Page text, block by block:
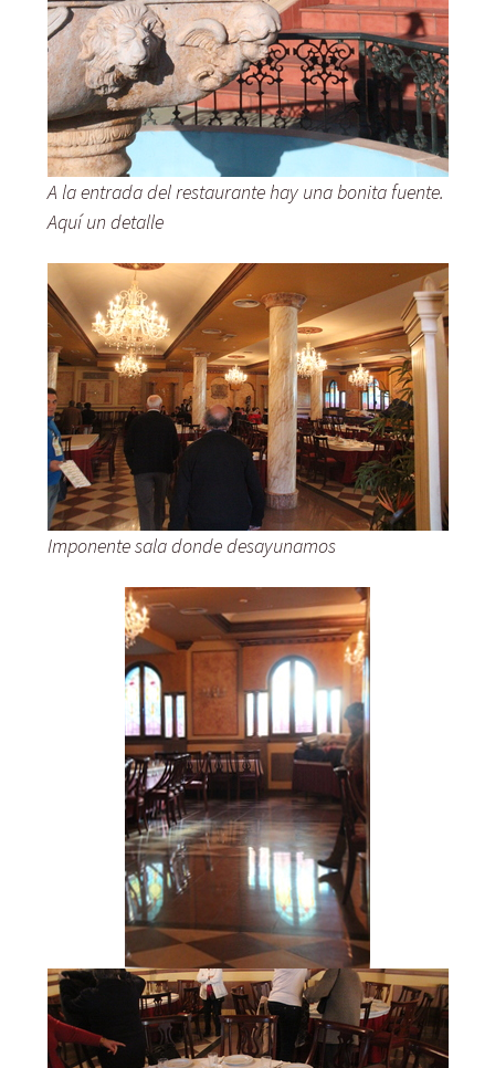
A la entrada del restaurante hay una bonita fuente.
Aquí un detalle
Imponente sala donde desayunamos